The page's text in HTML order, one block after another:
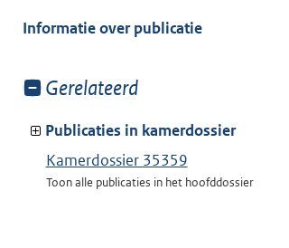
van:
Informatie over publicatie
Toon
van:
Gerelateerd
Publicaties in kamerdossier
Kamerdossier 35359
Toon alle publicaties in het hoofddossier